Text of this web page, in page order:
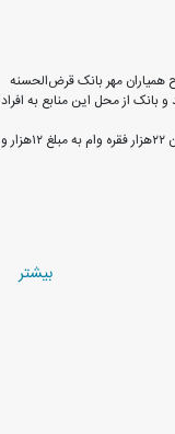
ریال با بازپرداخت ۲۴ ماهه و کارمزد ۴ درصد خواهد بود. طرح همیاران مهر بانک قرض‌الحسنه
از محل این منابع به افراد
گفتنی است وام‌های پرداخت شده به افراد تحت پوشش بهزیستی، فارغ از تسهیلات تکلیفی به بانک است و بانک قرض‌الحسنه مهر ایران تا کنون ۲۲هزار فقره وام به مبلغ ۱۲هزار و
بيشتر